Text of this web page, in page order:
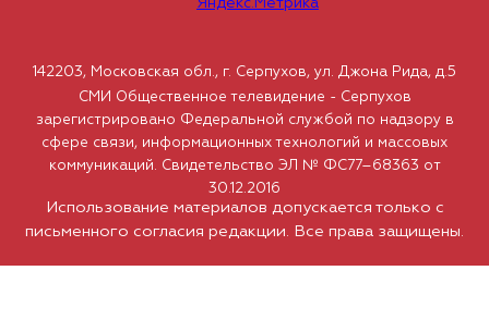
Использование материалов допускается только с
письменного согласия редакции. Все права защищены.
142203, Московская обл., г. Серпухов, ул. Джона Рида, д.5
СМИ Общественное телевидение - Серпухов
зарегистрировано Федеральной службой по надзору в
сфере связи, информационных технологий и массовых
коммуникаций. Свидетельство ЭЛ № ФС77–68363 от
30.12.2016